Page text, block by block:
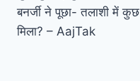
बनर्जी ने पूछा- तलाशी में कुछ
मिला? – AajTak